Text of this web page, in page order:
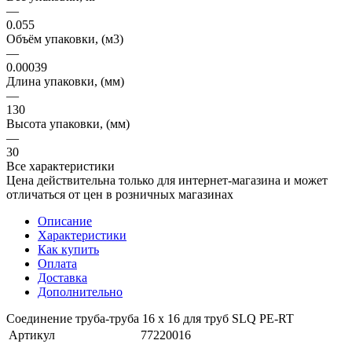
—
0.055
Объём упаковки, (м3)
—
0.00039
Длина упаковки, (мм)
—
130
Высота упаковки, (мм)
—
30
Все характеристики
Цена действительна только для интернет-магазина и может
отличаться от цен в розничных магазинах
Описание
Характеристики
Как купить
Оплата
Доставка
Дополнительно
Соединение труба-труба 16 х 16 для труб SLQ PE-RT
Артикул
77220016